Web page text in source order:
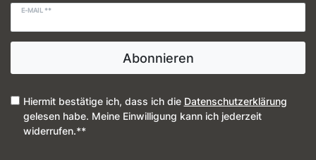
E-MAIL **
Abonnieren
Hiermit bestätige ich, dass ich die Daten­schutz­erklärung
gelesen habe. Meine Einwilligung kann ich jederzeit
widerrufen.**